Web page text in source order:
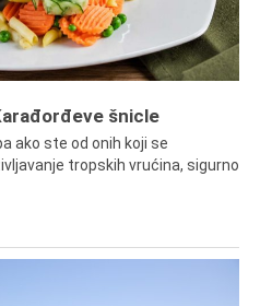
šnicle
ako ste od onih koji se
tropskih vrućina, sigurno